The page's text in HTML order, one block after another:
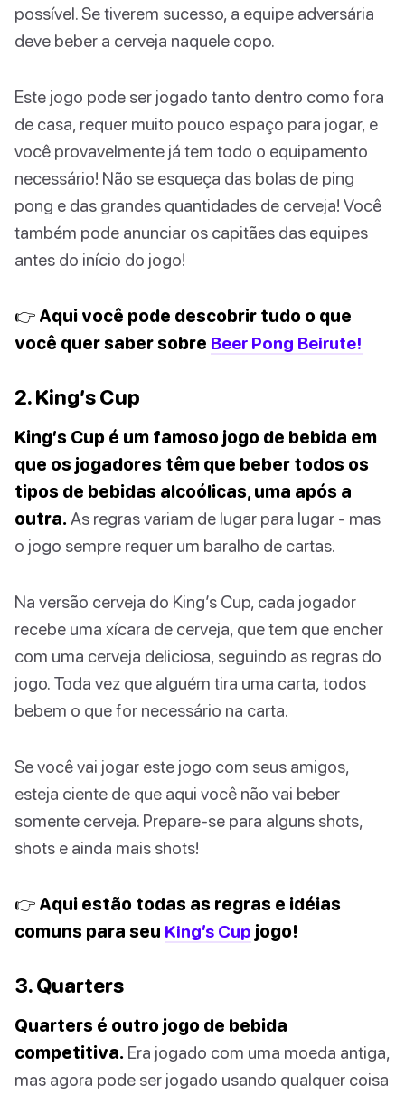
possível. Se tiverem sucesso, a equipe adversária
deve beber a cerveja naquele copo.
Este jogo pode ser jogado tanto dentro como fora
de casa, requer muito pouco espaço para jogar, e
você provavelmente já tem todo o equipamento
necessário! Não se esqueça das bolas de ping
pong e das grandes quantidades de cerveja! Você
também pode anunciar os capitães das equipes
antes do início do jogo!
👉 Aqui você pode descobrir tudo o que
você quer saber sobre Beer Pong Beirute!
2. King’s Cup
King’s Cup é um famoso jogo de bebida em
que os jogadores têm que beber todos os
tipos de bebidas alcoólicas, uma após a
outra. As regras variam de lugar para lugar - mas
o jogo sempre requer um baralho de cartas.
Na versão cerveja do King’s Cup, cada jogador
recebe uma xícara de cerveja, que tem que encher
com uma cerveja deliciosa, seguindo as regras do
jogo. Toda vez que alguém tira uma carta, todos
bebem o que for necessário na carta.
Se você vai jogar este jogo com seus amigos,
esteja ciente de que aqui você não vai beber
somente cerveja. Prepare-se para alguns shots,
shots e ainda mais shots!
👉 Aqui estão todas as regras e idéias
comuns para seu King’s Cup jogo!
3. Quarters
Quarters é outro jogo de bebida
competitiva. Era jogado com uma moeda antiga,
mas agora pode ser jogado usando qualquer coisa